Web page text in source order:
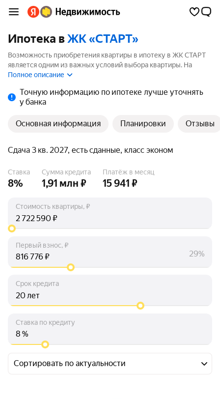
Ипотека вЖК «СТАРТ»
Возможность приобретения квартиры в ипотеку в ЖК СТАРТ
является одним из важных условий выбора квартиры. На
странице мы собрали программы кредитования банков для
Полное описание
Точную информацию по ипотеке лучше уточнять
у банка
Основная информация Планировки Отзывы
Сдача 3 кв. 2027, есть сданные, класс эконом
Ставка
8%
Сумма кредита
1,91 млн ₽
Платёж в месяц
15 941 ₽
Стоимость квартиры, ₽
₽
Первый взнос, ₽
₽ 29%
Срок кредита
лет
Ставка по кредиту
%
Сортировать по актуальности